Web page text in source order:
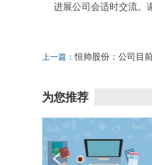
进展公司会适时交流。
上一篇：恒帅股份：公司目
为您推荐